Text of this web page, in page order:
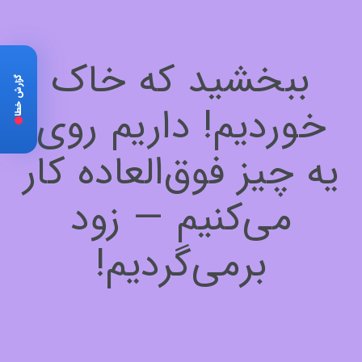
ببخشید که خاک
خوردیم! داریم روی
یه چیز فوق‌العاده کار
می‌کنیم — زود
برمی‌گردیم!
گزارش خطا